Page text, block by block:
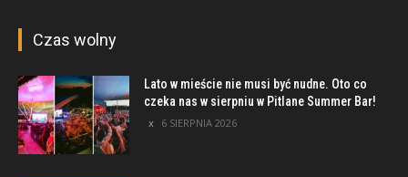
Czas wolny
Lato w mieście nie musi być nudne. Oto co
czeka nas w sierpniu w Pitlane Summer Bar!
6 SIERPNIA 2026